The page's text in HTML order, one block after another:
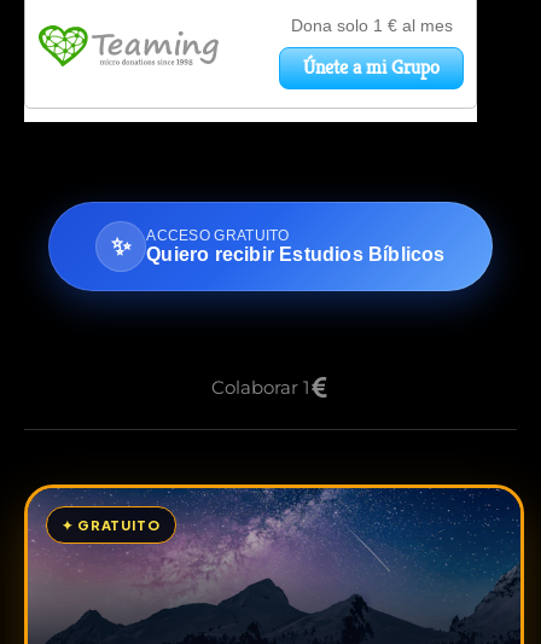
✨ ACCESO GRATUITO
Quiero recibir Estudios Bíblicos
Colaborar 1
✦ GRATUITO